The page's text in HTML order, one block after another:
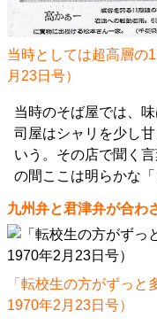
当時としては超高層の
月23日号）
当時のそば屋では、
司屋はシャリを少し
いう。その店で聞く
の間ここは明らかな
九州弁と君津弁が合わ
「転校生の方がずっ
1970年2月23日号）